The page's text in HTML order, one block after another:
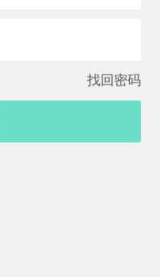
找回密码